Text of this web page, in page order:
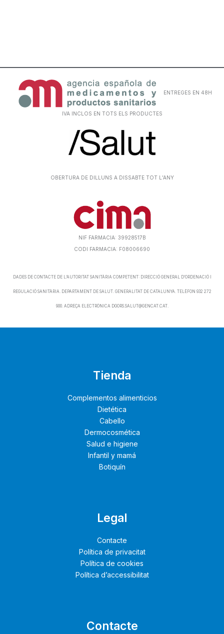
ENTREGES EN 48H
IVA INCLOS EN TOTS ELS PRODUCTES
OBERTURA DE DILLUNS A DISSABTE TOT L’ANY
NIF FARMACIA: 39928517B
CODI FARMACIA: F08006690
DADES DE CONTACTE DE L’AUTORITAT SANITÀRIA COMPETENT: DIRECCIÓ GENERAL D’ORDENACIÓ I
REGULACIÓ SANITÀRIA. DEPARTAMENT DE SALUT. GENERALITAT DE CATALUNYA. TELÈFON 932 272
900. ADREÇA ELECTRÒNICA DGORS.SALUT@GENCAT.CAT.
Tienda
Complementos alimenticios
Dietética
Cabello
Dermocosmética
Salud e higiene
Infantil y mamá
Botiquín
Legal
Contacte
Política de privacitat
Política de cookies
Política d’accessibilitat
Contacte